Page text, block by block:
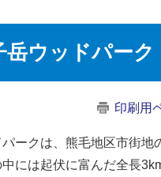
岳ウッドパーク
印刷用
ークは、熊毛地区市街
には起伏に富んだ全長